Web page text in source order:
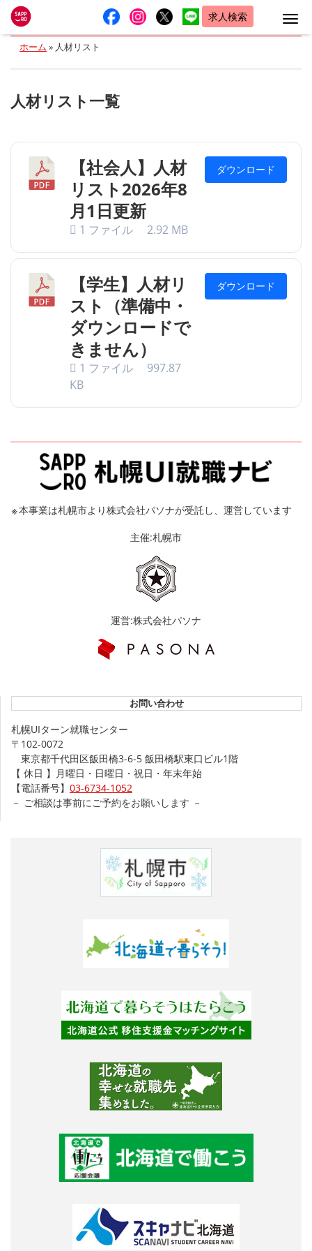
求人検索
ホーム » 人材リスト
人材リスト一覧
【社会人】人材
リスト2026年8
月1日更新
1 ファイル 2.92 MB
ダウンロード
【学生】人材リ
スト（準備中・
ダウンロードで
きません）
1 ファイル
997.87
KB
ダウンロード
※本事業は札幌市より株式会社パソナが受託し、運営しています
主催:札幌市
運営:株式会社パソナ
お問い合わせ
札幌UIターン就職センター
〒102-0072
東京都千代田区飯田橋3-6-5 飯田橋駅東口ビル1階
【 休日 】月曜日・日曜日・祝日・年末年始
【電話番号】 03-6734-1052
－ ご相談は事前にご予約をお願いします －